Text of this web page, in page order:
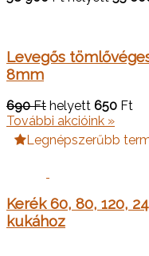
Levegős
8mm
690 Ft helyett 650 Ft
További akcióink »
Legnépszerűbb
Kerék 60, 80, 120,
kukához